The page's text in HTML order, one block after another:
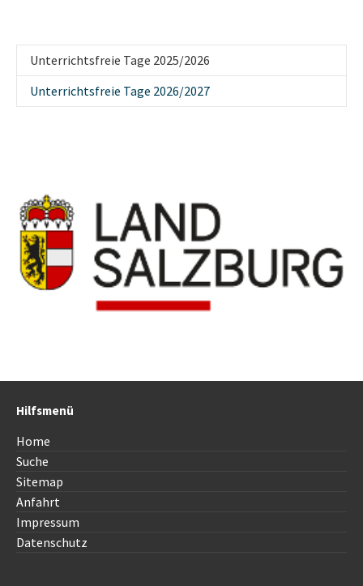
Unterrichtsfreie Tage 2025/2026
Unterrichtsfreie Tage 2026/2027(current)
Hilfsmenü
Home
Suche
Sitemap
Anfahrt
Impressum
Datenschutz